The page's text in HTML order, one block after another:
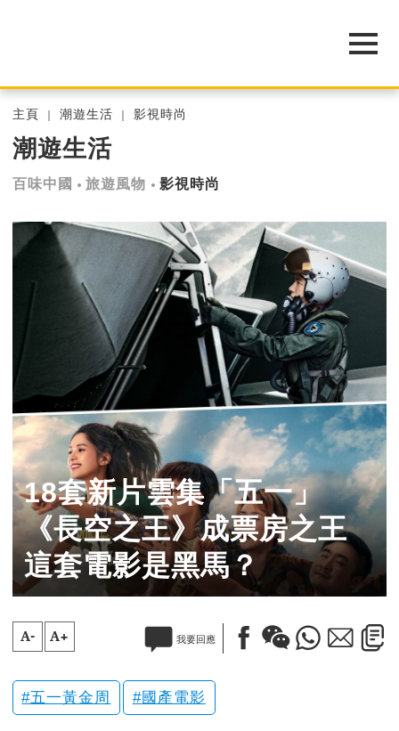
主頁 潮遊生活 影視時尚
潮遊生活
百味中國 旅遊風物 影視時尚
18套新片雲集「五一」
《長空之王》成票房之王
這套電影是黑馬？
A- A+ 我要回應
五一黃金周 國產電影